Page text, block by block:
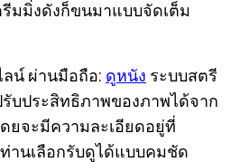
มมิ่งดังก็ขนมาแบบจัดเต็ม
ลน์ ผ่านมือถือ: ดูหนัง ระบบสตรี
บประสิทธิภาพของภาพได้จาก
ยจะมีความละเอียดอยู่ที่
ท่านเลือกรับดูได้แบบคมชัด